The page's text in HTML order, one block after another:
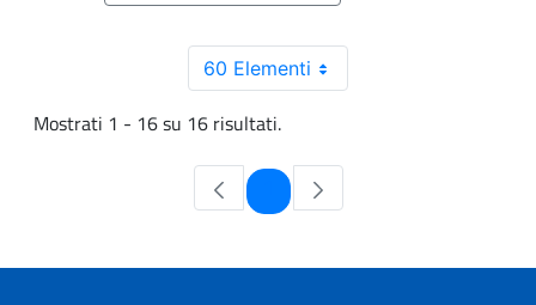
60 Elementi
Mostrati 1 - 16 su 16 risultati.
Pagina